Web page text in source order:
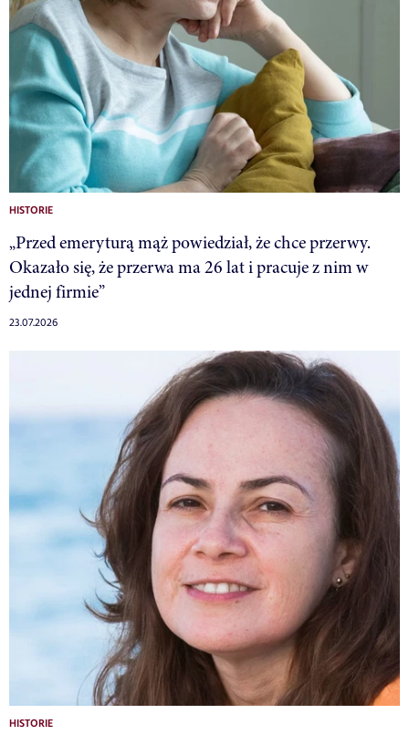
HISTORIE
„Przed emeryturą mąż powiedział, że chce przerwy.
Okazało się, że przerwa ma 26 lat i pracuje z nim w
jednej firmie”
23.07.2026
HISTORIE